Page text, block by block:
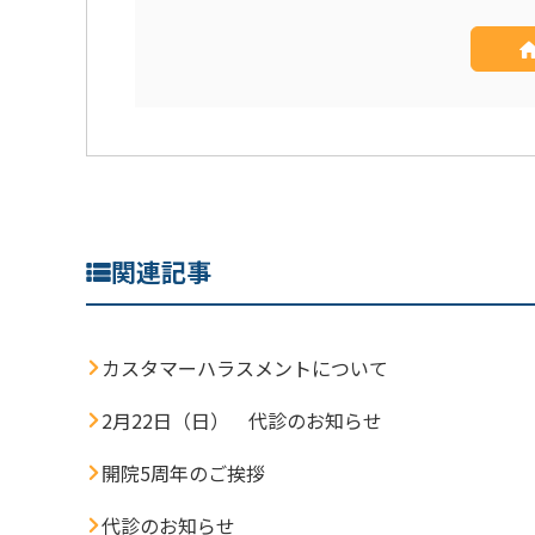
関連記事
カスタマーハラスメントについて
2月22日（日） 代診のお知らせ
開院5周年のご挨拶
代診のお知らせ